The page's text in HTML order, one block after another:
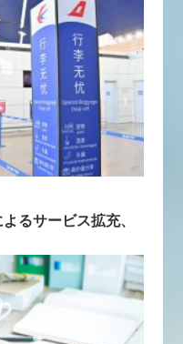
るサービス拡充、